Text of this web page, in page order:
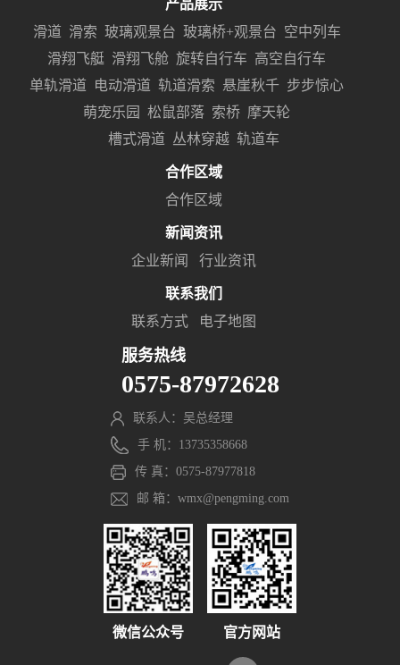
产品展示
滑道 滑索 玻璃观景台 玻璃桥+观景台 空中列车
滑翔飞艇 滑翔飞舱 旋转自行车 高空自行车
单轨滑道
电动滑道 轨道滑索 悬崖秋千 步步惊心
萌宠乐园
松鼠部落 索桥 摩天轮
槽式滑道 丛林穿越 轨道车
合作区域
合作区域
新闻资讯
企业新闻
行业资讯
联系我们
联系方式
电子地图
服务热线
0575-87972628
联系人：吴总经理
手 机：13735358668
传 真：0575-87977818
邮 箱：wmx@pengming.com
微信公众号 官方网站